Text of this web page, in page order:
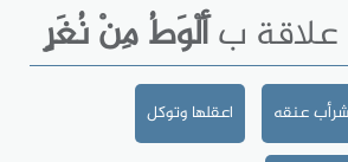
علاقة بأَلْوَطُ مِنْ نُغَرٍ
عنقه اعقلها وتوكل